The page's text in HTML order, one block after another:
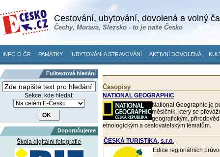
Cestování, ubytování, dovolená a volný
Čechy, Morava, Slezsko - to je naše Česko
INFO O ČR PAMÁTKY UBYTOVÁNÍ A STRAVOVÁNÍ AKTIVNÍ DOVOLENÁ
Fulltextové hledání
Sekce, kde hledat:
Doporučujeme
Škola digitální fotografie
Časopisy
NATIONAL GEOGRAPHIC
National Geographic je
měsíčník, který se
geografickým,
etnologickým a cestovatelským tématům.
ČESKÁ TURISTIKA, s.r.o.
Edice regionálních